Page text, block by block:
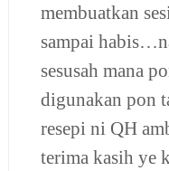
membuatkan
sampai
sesusah mana
digunakan pon
resepi ni QH
terima kasih ye